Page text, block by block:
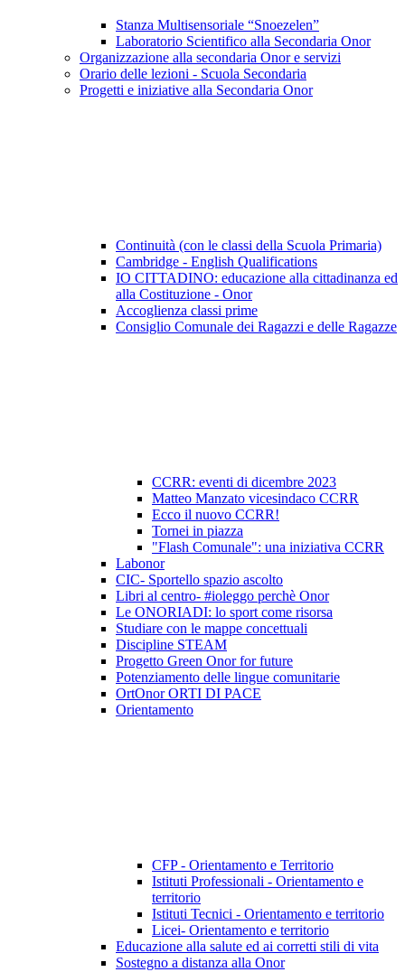
Stanza Multisensoriale “Snoezelen”
Laboratorio Scientifico alla Secondaria Onor
Organizzazione alla secondaria Onor e servizi
Orario delle lezioni - Scuola Secondaria
Progetti e iniziative alla Secondaria Onor
Continuità (con le classi della Scuola Primaria)
Cambridge - English Qualifications
IO CITTADINO: educazione alla cittadinanza ed
alla Costituzione - Onor
Accoglienza classi prime
Consiglio Comunale dei Ragazzi e delle Ragazze
CCRR: eventi di dicembre 2023
Matteo Manzato vicesindaco CCRR
Ecco il nuovo CCRR!
Tornei in piazza
"Flash Comunale": una iniziativa CCRR
Labonor
CIC- Sportello spazio ascolto
Libri al centro- #ioleggo perchè Onor
Le ONORIADI: lo sport come risorsa
Studiare con le mappe concettuali
Discipline STEAM
Progetto Green Onor for future
Potenziamento delle lingue comunitarie
OrtOnor ORTI DI PACE
Orientamento
CFP - Orientamento e Territorio
Istituti Professionali - Orientamento e
territorio
Istituti Tecnici - Orientamento e territorio
Licei- Orientamento e territorio
Educazione alla salute ed ai corretti stili di vita
Sostegno a distanza alla Onor